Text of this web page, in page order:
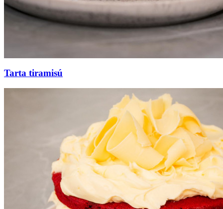
Tarta tiramisú